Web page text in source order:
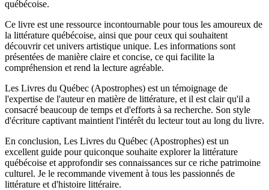
québécoise.
Ce livre est une ressource incontournable pour tous les amoureux de
la littérature québécoise, ainsi que pour ceux qui souhaitent
découvrir cet univers artistique unique. Les informations sont
présentées de manière claire et concise, ce qui facilite la
compréhension et rend la lecture agréable.
Les Livres du Québec (Apostrophes) est un témoignage de
l'expertise de l'auteur en matière de littérature, et il est clair qu'il a
consacré beaucoup de temps et d'efforts à sa recherche. Son style
d'écriture captivant maintient l'intérêt du lecteur tout au long du livre.
En conclusion, Les Livres du Québec (Apostrophes) est un
excellent guide pour quiconque souhaite explorer la littérature
québécoise et approfondir ses connaissances sur ce riche patrimoine
culturel. Je le recommande vivement à tous les passionnés de
littérature et d'histoire littéraire.